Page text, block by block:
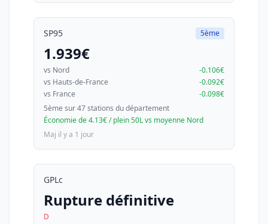
SP95 5ème
1.939€
vs Nord
-0.106€
vs Hauts-de-France
-0.092€
vs France
-0.098€
5ème sur 47 stations du département
Économie de 4.13€ / plein 50L vs moyenne Nord
Maj il y a 1 jour
GPLc
Rupture définitive
D